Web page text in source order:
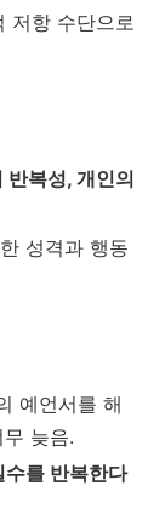
저항 수단으로
반복성, 개인의
성격과 행동
예언서를 해
늦음.
수를 반복한다